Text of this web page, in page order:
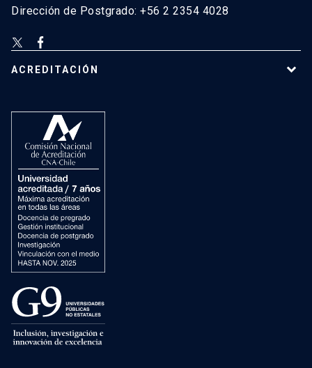
Dirección de Postgrado: +56 2 2354 4028
ACREDITACIÓN